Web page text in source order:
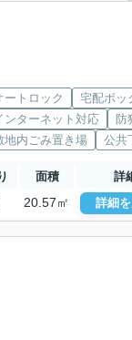
ートロック
宅配ボッ
ンターネット対応
防
地内ごみ置き場
公共
面積 詳
20.57㎡ 詳細